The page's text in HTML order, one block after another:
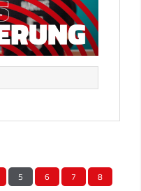
5 6 7
8